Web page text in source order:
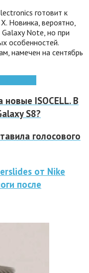
готовит к
Новинка, вероятно,
Note, но при
особенностей.
намечен на сентябрь
новые ISOCELL. В
S8?
голосового
от Nike
после